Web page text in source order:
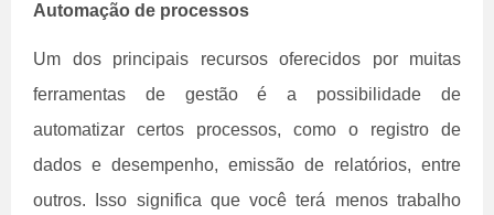
Automação de processos
Um dos principais recursos oferecidos por muitas
ferramentas de gestão é a possibilidade de
automatizar certos processos, como o registro de
dados e desempenho, emissão de relatórios, entre
outros. Isso significa que você terá menos trabalho